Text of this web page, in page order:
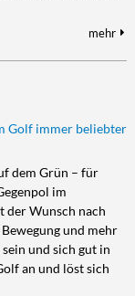
mehr
Golf immer beliebter
dem Grün – für
im
der Wunsch nach
und mehr
und sich gut in
an und löst sich